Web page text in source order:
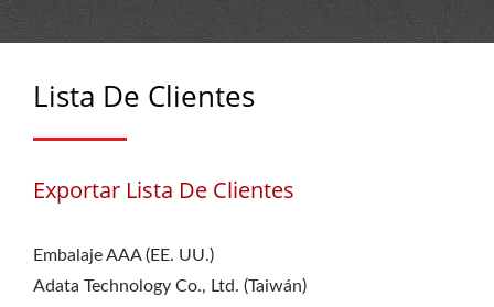
Lista De Clientes
Exportar Lista De Clientes
Embalaje AAA (EE. UU.)
Adata Technology Co., Ltd. (Taiwán)